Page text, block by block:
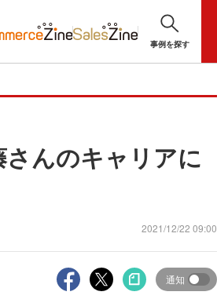
事例を探す
んのキャリアに
2021/12/22 09:00
通知